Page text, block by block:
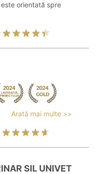
orientată spre
Arată mai multe >>
SIL UNIVET